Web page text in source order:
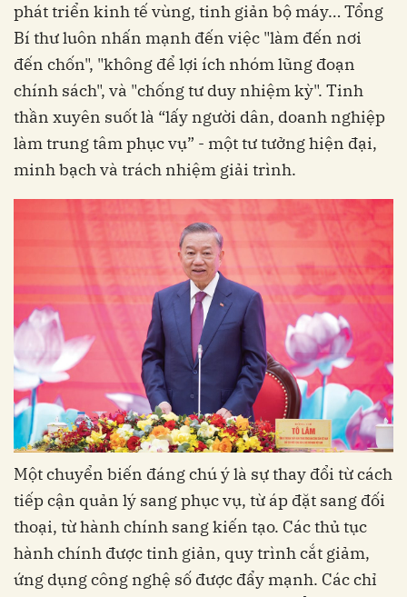
phát triển kinh tế vùng, tinh giản bộ máy… Tổng
Bí thư luôn nhấn mạnh đến việc "làm đến nơi
đến chốn", "không để lợi ích nhóm lũng đoạn
chính sách", và "chống tư duy nhiệm kỳ". Tinh
thần xuyên suốt là “lấy người dân, doanh nghiệp
làm trung tâm phục vụ” - một tư tưởng hiện đại,
minh bạch và trách nhiệm giải trình.
Một chuyển biến đáng chú ý là sự thay đổi từ cách
tiếp cận quản lý sang phục vụ, từ áp đặt sang đối
thoại, từ hành chính sang kiến tạo. Các thủ tục
hành chính được tinh giản, quy trình cắt giảm,
ứng dụng công nghệ số được đẩy mạnh. Các chỉ